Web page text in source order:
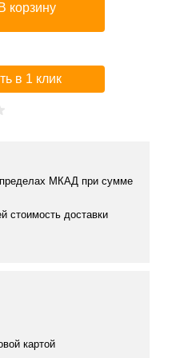
В корзину
в 1 клик
пределах МКАД при сумме
стоимость доставки
картой